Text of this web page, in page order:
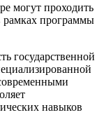
могут проходить
рамках программы
государственной
навыков